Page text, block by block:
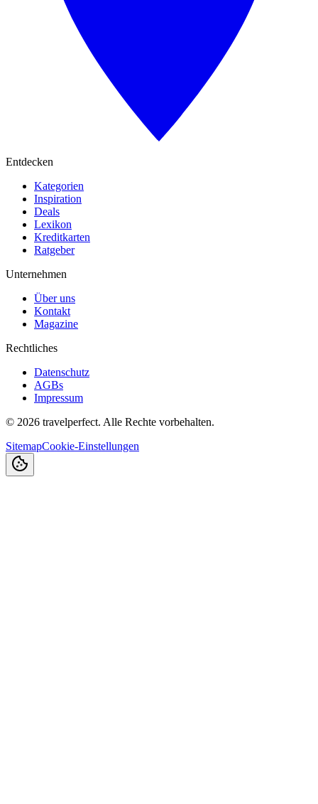
Entdecken
Kategorien
Inspiration
Deals
Lexikon
Kreditkarten
Ratgeber
Unternehmen
Über uns
Kontakt
Magazine
Rechtliches
Datenschutz
AGBs
Impressum
© 2026 travelperfect. Alle Rechte vorbehalten.
SitemapCookie-Einstellungen